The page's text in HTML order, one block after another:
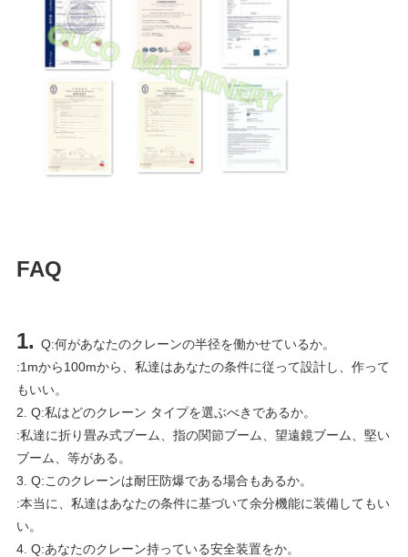
FAQ
1. Q:何があなたのクレーンの半径を働かせているか。
:1mから100mから、私達はあなたの条件に従って設計し、作って
もいい。
2. Q:私はどのクレーン タイプを選ぶべきであるか。
:私達に折り畳み式ブーム、指の関節ブーム、望遠鏡ブーム、堅い
ブーム、等がある。
3. Q:このクレーンは耐圧防爆である場合もあるか。
:本当に、私達はあなたの条件に基づいて余分機能に装備してもい
い。
4. Q:あなたのクレーン持っている安全装置をか。